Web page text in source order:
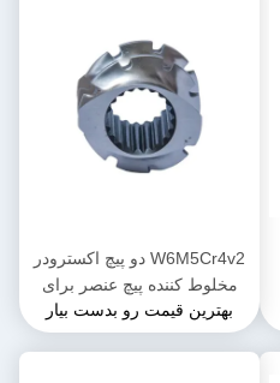
W6M5Cr4v2 دو پیچ اکسترودر
مخلوط کننده پیچ عنصر برای
کارخانه مواد غذایی
بهترین قیمت رو بدست بیار